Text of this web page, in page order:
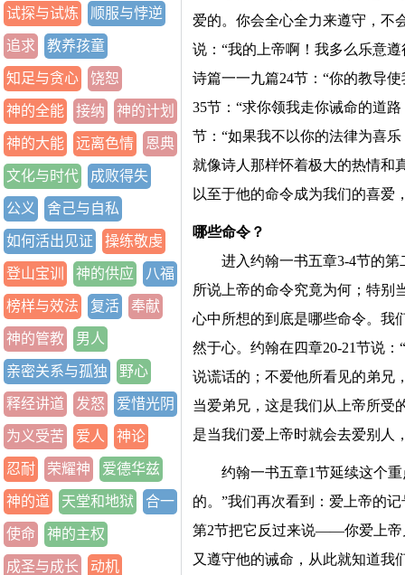
试探与试炼 顺服与悖逆
追求 教养孩童
知足与贪心 饶恕
神的全能 接纳 神的计划
神的大能 远离色情 恩典
文化与时代 成败得失
公义 舍己与自私
如何活出见证 操练敬虔
登山宝训 神的供应 八福
榜样与效法 复活 奉献
神的管教 男人
亲密关系与孤独 野心
释经讲道 发怒 爱惜光阴
为义受苦 爱人 神论
忍耐 荣耀神 爱德华兹
神的道 天堂和地狱 合一
使命 神的主权
成圣与成长 动机
爱的。你会全心全力来遵守，不
说：“我的上帝啊！我多么乐意
诗篇一一九篇24节：“你的教导
35节：“求你领我走你诫命的道
节：“如果我不以你的法律为喜
就像诗人那样怀着极大的热情和
以至于他的命令成为我们的喜爱
哪些命令？
进入约翰一书五章3-4节的
所说上帝的命令究竟为何；特别
心中所想的到底是哪些命令。我
然于心。约翰在四章20-21节说
说谎话的；不爱他所看见的弟兄
当爱弟兄，这是我们从上帝所受
是当我们爱上帝时就会去爱别人
约翰一书五章1节延续这个
的。”我们再次看到：爱上帝的
第2节把它反过来说——你爱上帝
又遵守他的诫命，从此就知道我